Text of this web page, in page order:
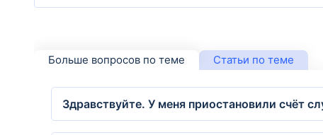
Больше вопросов по теме Статьи по теме
Здравствуйте. У меня приостановили счёт